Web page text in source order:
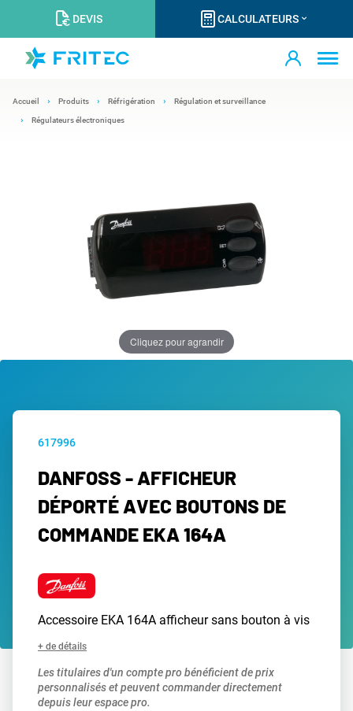
DEVIS CALCULATEURS
Accueil Produits Réfrigération Régulation et surveillance
Régulateurs électroniques
Cliquez pour agrandir
617996
DANFOSS - AFFICHEUR
DÉPORTÉ AVEC BOUTONS DE
COMMANDE EKA 164A
Accessoire EKA 164A afficheur sans bouton à vis
+ de détails
Les titulaires d'un compte pro bénéficient de prix
personnalisés et peuvent commander directement
depuis leur espace pro.